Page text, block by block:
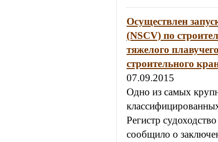
Осуществлен
(NSCV) по
тяжелого
строительного
07.09.2015
Одно из самых
Регистр
сообщило о